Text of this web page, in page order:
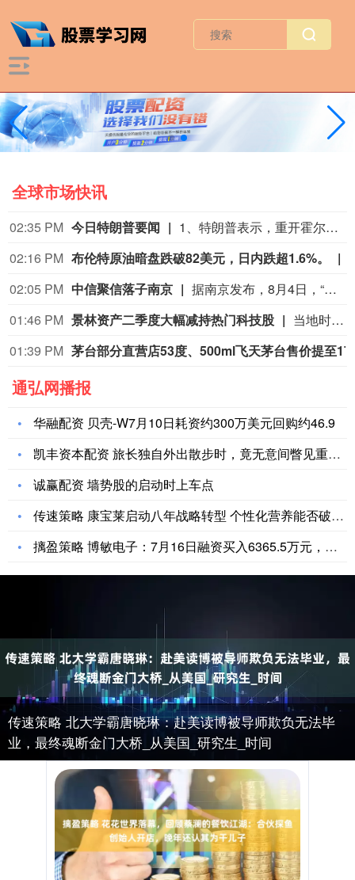
全球市场快讯
02:35 PM 今日特朗普要闻
1、特朗普表示，重开霍尔木兹海峡的谈判正在推进，尽管伊朗议员正在考虑对与美国和以色列相关的船只实施限制。 2、特朗普：（关于人工智能）这可能比石油还要重要。谁赢得人工智能，谁就赢得一切。就是如此重要。人工智能比互联网大很多倍。 3、报道称，美国总统特朗普近日在一次私下会晤中表示，他希望副总统万斯能够赢得2028年总统大选。 4、美国总统特朗普当地时间8月7日宣布，联邦政府将向多个关键矿产和电池项目投资30亿美元，旨在增加美国国内产量，并以此推动国家安全与产业政策。 5、美国总统特朗普6日否认他对国防部长赫格塞思不满，称对赫格塞思所做的工作“非常满意”。 6、白宫本周致信库克称，特朗普“正在考虑”解除其职务，并要求她在三周内回应有关抵押贷款欺诈的指控。 7、特朗普媒体集团退出与Crypto.com的两项交易。 8、当地时间8月6日，有记者在采访美国总统特朗普时提出，如果民主党人在中期选举后控制国会众议院，可能会再次试图弹劾他，特朗普表示，“很多人说我是有史以来最伟大的总统之一”。
02:16 PM 布伦特原油暗盘跌破82美元，日内跌超1.6%。
02:05 PM 中信聚信落子南京
据南京发布，8月4日，“南京聚信天晟股权投资合伙企业（有限合伙）”正式落地紫金山国际科创基金街区。基金规模10.01亿元，管理人为中信聚信（北京）资本管理有限公司，其向上穿透的实际控制人为中信集团，管理人整体管理规模超百亿元。该基金在2026紫金山创投大会上签约启动组建，将重点投向新一代信息技术、高端装备、新材料、新能源、生物医药及新消费等领域，为南京科创产业注入新的资本动能。
01:46 PM 景林资产二季度大幅减持热门科技股
当地时间8月7日，知名千亿级私募景林资产披露2026年二季度末最新美股持仓（13F）。二季度，景林资产清仓英伟达、META等热门科技股，大幅减持英特尔、网易、谷歌等标的；景林资产在二季度末的美股持仓市值从38.8亿美元大幅下降至21.9亿美元，降幅达43%。在大幅收缩多只原有持仓的同时，景林资产也对部分半导体产业链公司进行了布局，包括近期业绩超预期的美国光模块制造商AAOI（应用光电）。
01:39 PM
通弘网播报
华融配资 贝壳-W7月10日耗资约300万美元回购约46.9
凯丰资本配资 旅长独自外出散步时，竟无意间瞥见重大敌情，让我
诚赢配资 墙势股的启动时上车点
传速策略 康宝莱启动八年战略转型 个性化营养能否破局中国市场
摛盈策略 博敏电子：7月16日融资买入6365.5万元，融资
传速策略 北大学霸唐晓琳：赴美读博被导师欺负无法毕
业，最终魂断金门大桥_从美国_研究生_时间